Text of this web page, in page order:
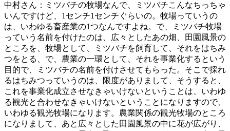
中村さん：ミツバチの牧場なんで、ミツバチこんなちっちゃ
いんですけど、1センチ1センチぐらいの。牧場っていうの
は、いわゆる畜産業の1つなんですよね。で、ミツバチ牧場
っていう名前を付けたのは、広々としたあの畑、田園風景の
ところを、牧場として、ミツバチを飼育して、それをはちみ
つをとる、で、農業の一環として、それを事業化するという
目的で、ミツバチの名前を付けさせてもらった。そこで採れ
るはちみつっていうのは、限度がありまして、そうすると、
これを事業化成立させなきゃいけないということは、いわゆ
る観光と合わせなきゃいけないということになりますので、
いわゆる観光牧場になります。農業関係の観光牧場のところ
になりまして、あと広々とした田園風景の中に花が広がり、